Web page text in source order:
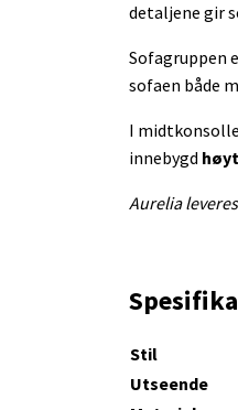
detaljene gir
Sofagruppen
sofaen både
I
innebygd
Aurelia
Stil
Utseende